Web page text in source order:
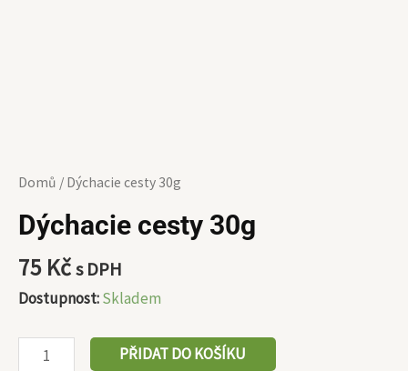
Domů / Dýchacie cesty 30g
Dýchacie cesty 30g
75 Kčs DPH
Dostupnost:Skladem
PŘIDAT DO KOŠÍKU